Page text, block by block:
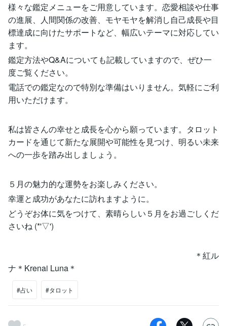
様々な鑑定メニューをご用意しています。恋愛相談や仕事
の進展、人間関係の改善、モヤモヤを解消し自己成長や目
標達成に向けたサポートなど、幅広いテーマに対応してい
ます。
鑑定方法やQ&Aについても記載していますので、ぜひ一
度ご覧ください。
電話での鑑定なので特別な準備はいりません。気軽にご利
用いただけます。
私は皆さんの幸せと成長を心から願っています。タロット
カードを通じて新たな展開や可能性を見つけ、明るい未来
への一歩を踏み出しましょう。
５月の魅力的な運勢をお楽しみください。
幸運と成功があなたに訪れますように。
どうぞお体に気をつけて、素晴らしい５月をお過ごしくだ
さいね (*'▽')
＊紅ル
ナ＊Krenai Luna＊
#占い #タロット